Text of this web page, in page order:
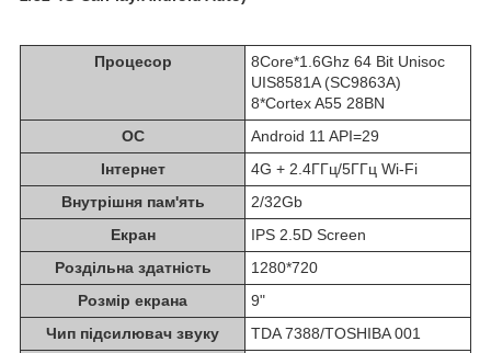
Процесор
8Core*1.6Ghz 64 Bit Unisoc
UIS8581A (SC9863A)
8*Cortex A55 28BN
ОС
Android 11 API=29
Інтернет
4G + 2.4ГГц/5ГГц Wi-Fi
Внутрішня пам'ять
2/32Gb
Екран
IPS 2.5D Screen
Роздільна здатність
1280*720
Розмір екрана
9"
Чип підсилювач звуку
TDA 7388/TOSHIBA 001